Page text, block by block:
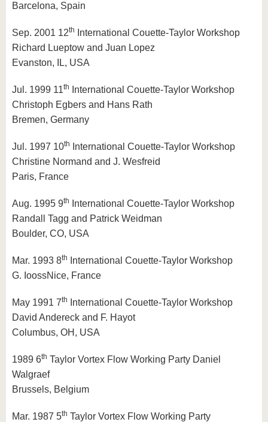
Barcelona, Spain
Sep. 2001 12th
International Couette-Taylor Workshop
Richard Lueptow and Juan Lopez
Evanston, IL, USA
Jul. 1999 11th
International Couette-Taylor Workshop
Christoph Egbers and Hans Rath
Bremen, Germany
Jul. 1997 10th
International Couette-Taylor Workshop
Christine Normand and J. Wesfreid
Paris, France
Aug. 1995 9th
International Couette-Taylor Workshop
Randall Tagg and Patrick Weidman
Boulder, CO, USA
Mar. 1993 8th
International Couette-Taylor Workshop
G. IoossNice, France
May 1991 7th
International Couette-Taylor Workshop
David Andereck and F. Hayot
Columbus, OH, USA
1989 6th Taylor Vortex Flow Working Party Daniel
Walgraef
Brussels, Belgium
Mar. 1987 5th Taylor Vortex Flow Working Party